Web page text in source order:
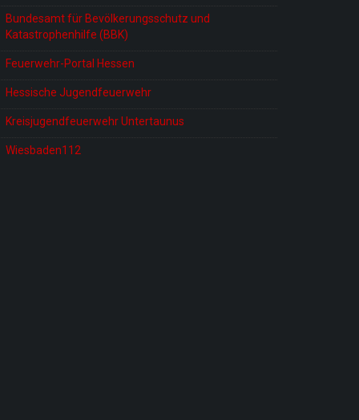
Bundesamt für Bevölkerungsschutz und
Katastrophenhilfe (BBK)
Feuerwehr-Portal Hessen
Hessische Jugendfeuerwehr
Kreisjugendfeuerwehr Untertaunus
Wiesbaden112